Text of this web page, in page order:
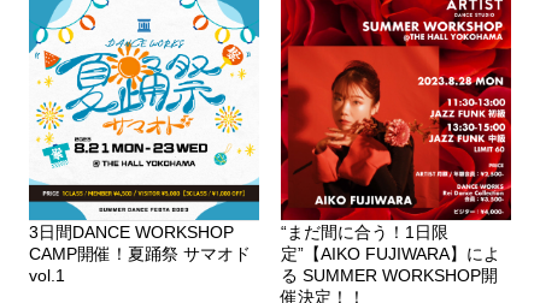
3日間DANCE WORKSHOP
CAMP開催！夏踊祭 サマオド
vol.1
“まだ間に合う！1日限
定”【AIKO FUJIWARA】によ
る SUMMER WORKSHOP開
催決定！！